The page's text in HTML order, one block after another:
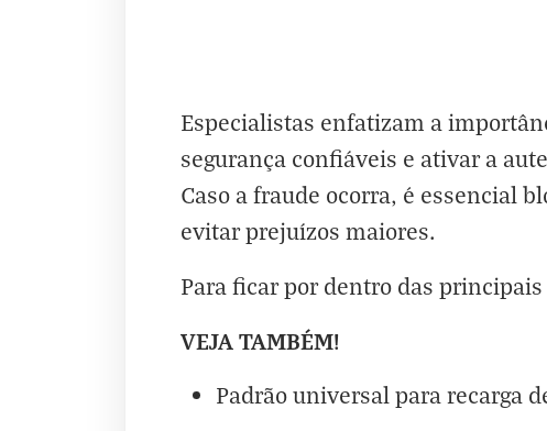
Especialistas enfatizam a
segurança confiáveis e ativar a
Caso a fraude ocorra, é essencial
evitar prejuízos maiores.
Para ficar por dentro das
VEJA TAMBÉM!
Padrão universal para recarga